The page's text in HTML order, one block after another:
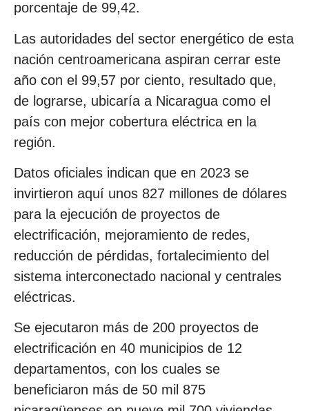
porcentaje de 99,42.
Las autoridades del sector energético de esta
nación centroamericana aspiran cerrar este
año con el 99,57 por ciento, resultado que,
de lograrse, ubicaría a Nicaragua como el
país con mejor cobertura eléctrica en la
región.
Datos oficiales indican que en 2023 se
invirtieron aquí unos 827 millones de dólares
para la ejecución de proyectos de
electrificación, mejoramiento de redes,
reducción de pérdidas, fortalecimiento del
sistema interconectado nacional y centrales
eléctricas.
Se ejecutaron más de 200 proyectos de
electrificación en 40 municipios de 12
departamentos, con los cuales se
beneficiaron más de 50 mil 875